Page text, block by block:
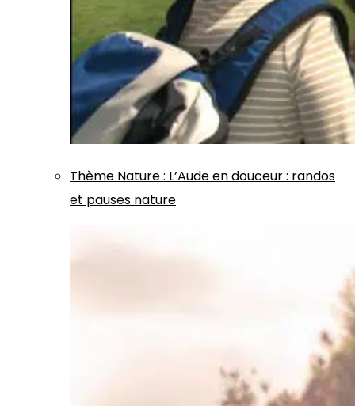
Thème Nature: L’Aude en douceur : randos
et pauses nature